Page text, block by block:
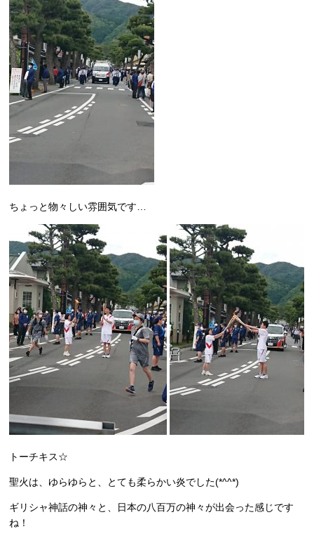
ちょっと物々しい雰囲気です…
トーチキス☆
聖火は、ゆらゆらと、とても柔らかい炎でした(*^^*)
ギリシャ神話の神々と、日本の八百万の神々が出会った感じです
ね！